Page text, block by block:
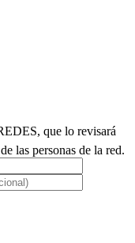
que lo revisará
las personas de la red.